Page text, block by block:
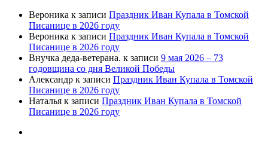
Вероника к записи Праздник Иван Купала в Томской
Писанице в 2026 году
Вероника к записи Праздник Иван Купала в Томской
Писанице в 2026 году
Внучка деда-ветерана. к записи 9 мая 2026 – 73
годовщина со дня Великой Победы
Александр к записи Праздник Иван Купала в Томской
Писанице в 2026 году
Наталья к записи Праздник Иван Купала в Томской
Писанице в 2026 году